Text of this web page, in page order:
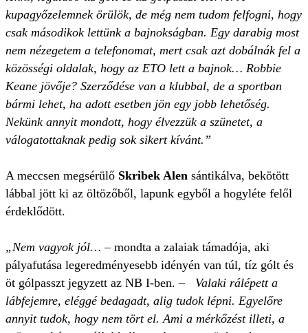
kupagyőzelemnek örülök, de még nem tudom felfogni, hogy
csak másodikok lettünk a bajnokságban. Egy darabig most
nem nézegetem a telefonomat, mert csak azt dobálnák fel a
közösségi oldalak, hogy az ETO lett a bajnok… Robbie
Keane jövője? Szerződése van a klubbal, de a sportban
bármi lehet, ha adott esetben jön egy jobb lehetőség.
Nekünk annyit mondott, hogy élvezzük a szünetet, a
válogatottaknak pedig sok sikert kívánt.”
A meccsen megsérülő Skribek Alen sántikálva, bekötött
lábbal jött ki az öltözőből, lapunk egyből a hogyléte felől
érdeklődött.
„Nem vagyok jól… – mondta a zalaiak támadója, aki
pályafutása legeredményesebb idényén van túl, tíz gólt és
öt gólpasszt jegyzett az NB I-ben. – Valaki rálépett a
lábfejemre, eléggé bedagadt, alig tudok lépni. Egyelőre
annyit tudok, hogy nem tört el. Ami a mérkőzést illeti, a